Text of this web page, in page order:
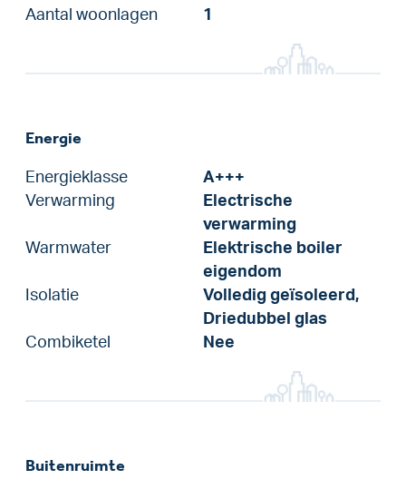
Aantal woonlagen
1
Energie
Energieklasse
A+++
Verwarming
Electrische
verwarming
Warmwater
Elektrische boiler
eigendom
Isolatie
Volledig geïsoleerd,
Driedubbel glas
Combiketel
Nee
Buitenruimte